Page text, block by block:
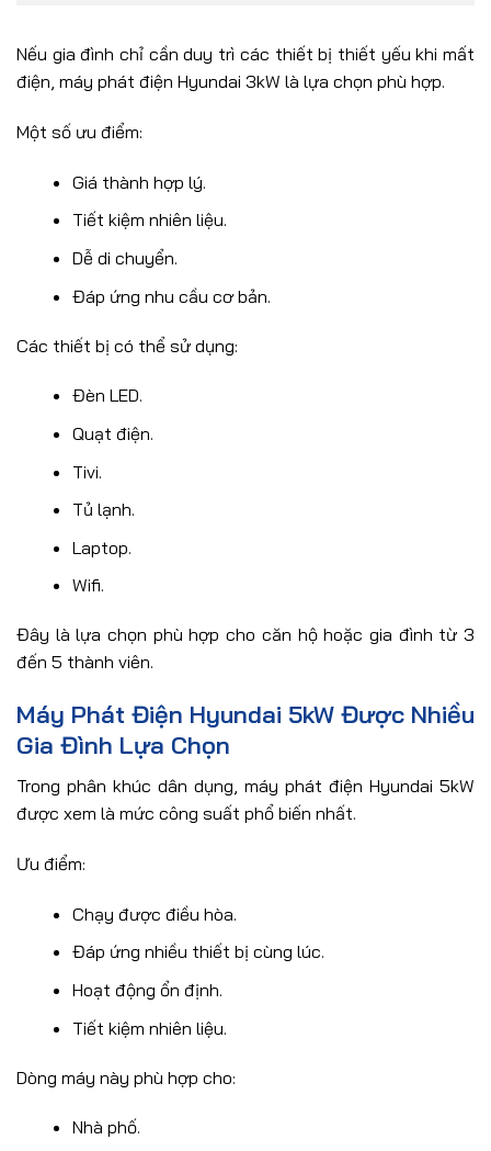
Nếu gia đình chỉ cần duy trì các thiết bị thiết yếu khi mất
điện, máy phát điện Hyundai 3kW là lựa chọn phù hợp.
Một số ưu điểm:
Giá thành hợp lý.
Tiết kiệm nhiên liệu.
Dễ di chuyển.
Đáp ứng nhu cầu cơ bản.
Các thiết bị có thể sử dụng:
Đèn LED.
Quạt điện.
Tivi.
Tủ lạnh.
Laptop.
Wifi.
Đây là lựa chọn phù hợp cho căn hộ hoặc gia đình từ 3
đến 5 thành viên.
Máy Phát Điện Hyundai 5kW Được Nhiều
Gia Đình Lựa Chọn
Trong phân khúc dân dụng, máy phát điện Hyundai 5kW
được xem là mức công suất phổ biến nhất.
Ưu điểm:
Chạy được điều hòa.
Đáp ứng nhiều thiết bị cùng lúc.
Hoạt động ổn định.
Tiết kiệm nhiên liệu.
Dòng máy này phù hợp cho:
Nhà phố.